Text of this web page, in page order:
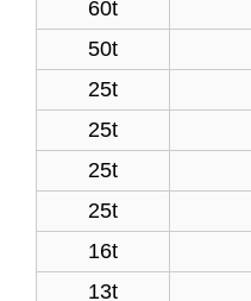
60t
50t
25t
25t
25t
25t
16t
13t